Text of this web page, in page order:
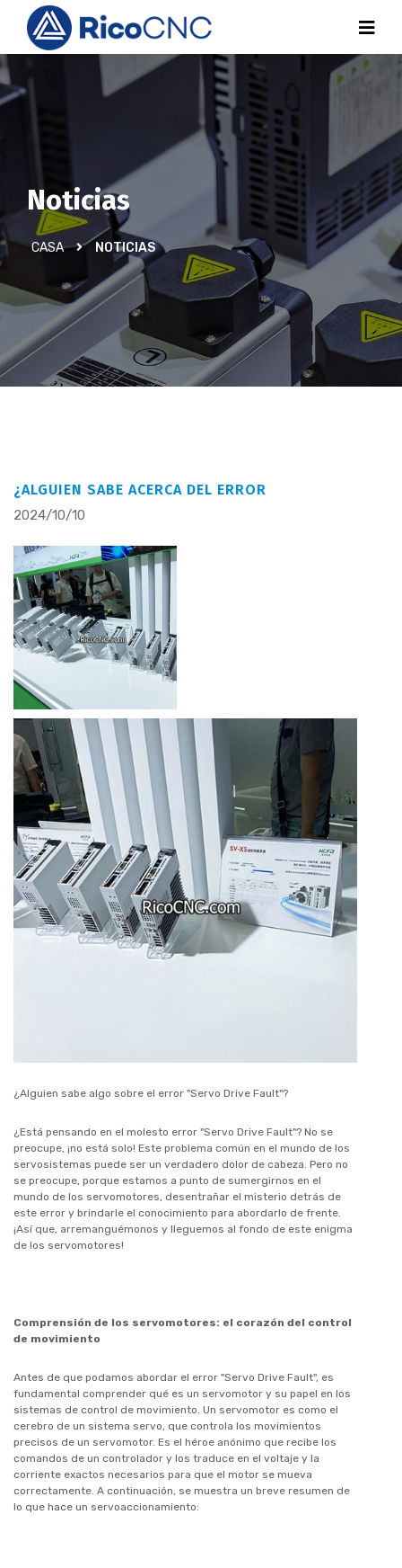
Noticias
CASA NOTICIAS
¿ALGUIEN SABE ACERCA DEL ERROR
2024/10/10
¿Alguien sabe algo sobre el error "Servo Drive Fault"?
¿Está pensando en el molesto error "Servo Drive Fault"? No se
preocupe, ¡no está solo! Este problema común en el mundo de los
servosistemas puede ser un verdadero dolor de cabeza. Pero no
se preocupe, porque estamos a punto de sumergirnos en el
mundo de los servomotores, desentrañar el misterio detrás de
este error y brindarle el conocimiento para abordarlo de frente.
¡Así que, arremanguémonos y lleguemos al fondo de este enigma
de los servomotores!
Comprensión de los servomotores: el corazón del control
de movimiento
Antes de que podamos abordar el error "Servo Drive Fault", es
fundamental comprender qué es un servomotor y su papel en los
sistemas de control de movimiento. Un servomotor es como el
cerebro de un sistema servo, que controla los movimientos
precisos de un servomotor. Es el héroe anónimo que recibe los
comandos de un controlador y los traduce en el voltaje y la
corriente exactos necesarios para que el motor se mueva
correctamente. A continuación, se muestra un breve resumen de
lo que hace un servoaccionamiento: